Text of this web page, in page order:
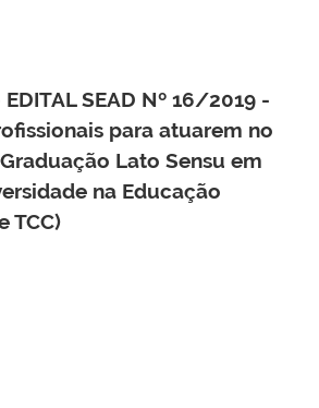
SEAD Nº 16/2019 -
para atuarem no
Lato Sensu em
na Educação
TCC)